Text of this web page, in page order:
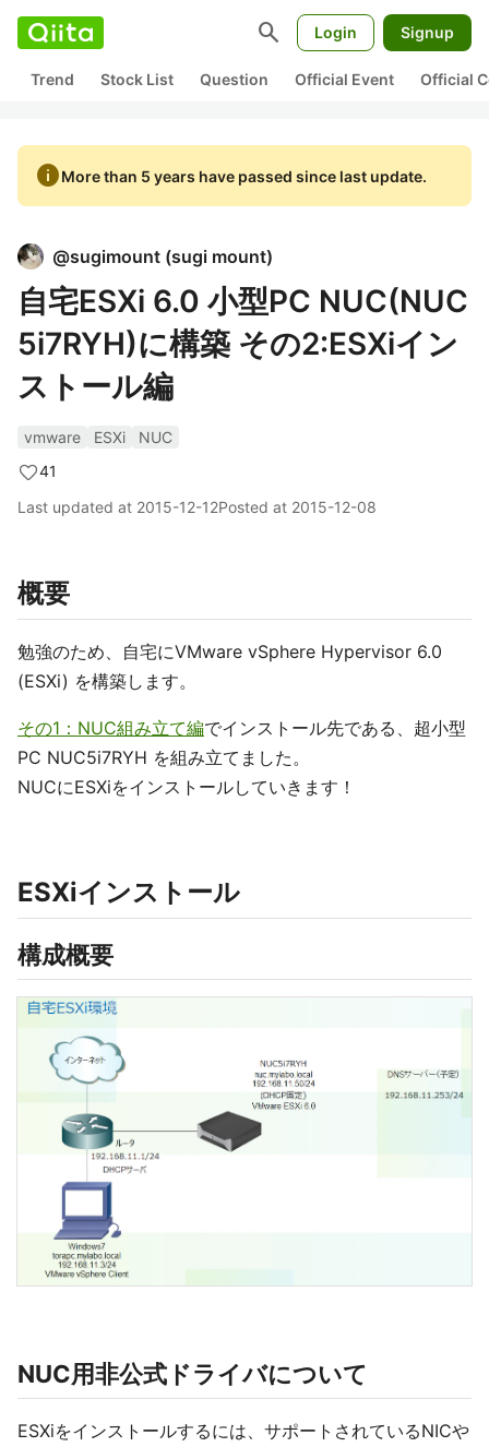
search Login Signup
Trend Stock List Question Official Event Official
infoMore than 5 years have passed since last update.
@sugimount (sugi mount)
自宅ESXi 6.0 小型PC NUC(NUC
5i7RYH)に構築 その2:ESXiイン
ストール編
vmware ESXi
NUC
41
Last updated at 2015-12-12Posted at 2015-12-08
概要
勉強のため、自宅にVMware vSphere Hypervisor 6.0
(ESXi) を構築します。
その1：NUC組み立て編でインストール先である、超小型
PC NUC5i7RYH を組み立てました。
NUCにESXiをインストールしていきます！
ESXiインストール
構成概要
NUC用非公式ドライバについて
ESXiをインストールするには、サポートされているNICや